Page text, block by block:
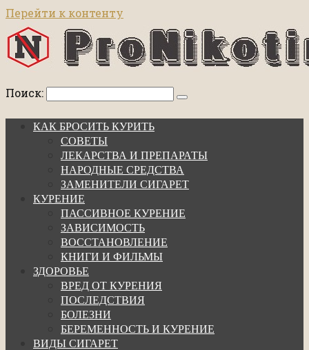
Перейти к контенту
Поиск:
КАК БРОСИТЬ КУРИТЬ
СОВЕТЫ
ЛЕКАРСТВА И ПРЕПАРАТЫ
НАРОДНЫЕ СРЕДСТВА
ЗАМЕНИТЕЛИ СИГАРЕТ
КУРЕНИЕ
ПАССИВНОЕ КУРЕНИЕ
ЗАВИСИМОСТЬ
ВОССТАНОВЛЕНИЕ
КНИГИ И ФИЛЬМЫ
ЗДОРОВЬЕ
ВРЕД ОТ КУРЕНИЯ
ПОСЛЕДСТВИЯ
БОЛЕЗНИ
БЕРЕМЕННОСТЬ И КУРЕНИЕ
ВИДЫ СИГАРЕТ